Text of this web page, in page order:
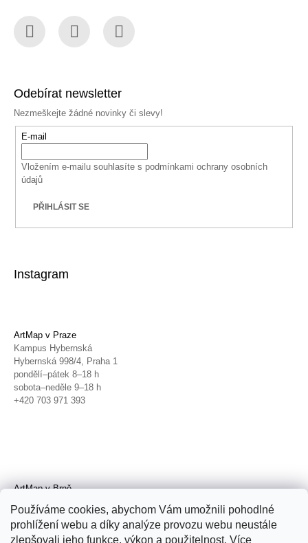
Používáme cookies, abychom Vám umožnili pohodlné
prohlížení webu a díky analýze provozu webu neustále
zlepšovali jeho funkce, výkon a použitelnost. Více
Odebírat newsletter
Nezmeškejte žádné novinky či slevy!
E-mail
Vložením e-mailu souhlasíte s podmínkami ochrany osobních
údajů
PŘIHLÁSIT SE
Instagram
ArtMap v Praze
Kampus Hybernská
Hybernská 998/4, Praha 1
pondělí–pátek 8–18 h
sobota–neděle 9–18 h
+420 703 971 393
ArtMap v Brně
Radnická 4, Brno
úterý–pátek 11–19 h
sobota 14–19 h